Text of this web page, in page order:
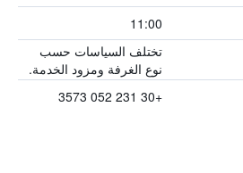
11:00
تختلف السياسات حسب
نوع الغرفة ومزود الخدمة.
+30 231 052 3573